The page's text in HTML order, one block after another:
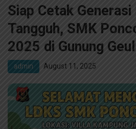
Siap Cetak
Tangguh, SMK
2025 di Gunung
admin August 11, 2025